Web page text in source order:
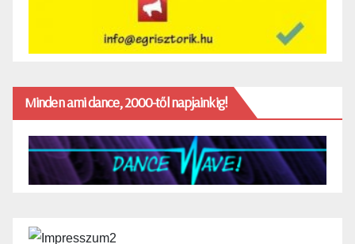
Minden ami dance, 2000-től napjainkig!